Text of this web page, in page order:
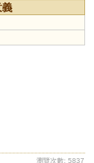
瀏覽次數: 5837